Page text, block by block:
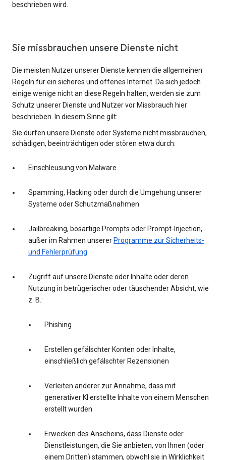
beschrieben wird.
Sie missbrauchen unsere Dienste nicht
Die meisten Nutzer unserer Dienste kennen die allgemeinen
Regeln für ein sicheres und offenes Internet. Da sich jedoch
einige wenige nicht an diese Regeln halten, werden sie zum
Schutz unserer Dienste und Nutzer vor Missbrauch hier
beschrieben. In diesem Sinne gilt:
Sie dürfen unsere Dienste oder Systeme nicht missbrauchen,
schädigen, beeinträchtigen oder stören etwa durch:
Einschleusung von Malware
Spamming, Hacking oder durch die Umgehung unserer
Systeme oder Schutzmaßnahmen
Jailbreaking, bösartige Prompts oder Prompt-Injection,
außer im Rahmen unserer Programme zur Sicherheits-
und Fehlerprüfung
Zugriff auf unsere Dienste oder Inhalte oder deren
Nutzung in betrügerischer oder täuschender Absicht, wie
z. B.:
Phishing
Erstellen gefälschter Konten oder Inhalte,
einschließlich gefälschter Rezensionen
Verleiten anderer zur Annahme, dass mit
generativer KI erstellte Inhalte von einem Menschen
erstellt wurden
Erwecken des Anscheins, dass Dienste oder
Dienstleistungen, die Sie anbieten, von Ihnen (oder
einem Dritten) stammen, obwohl sie in Wirklichkeit